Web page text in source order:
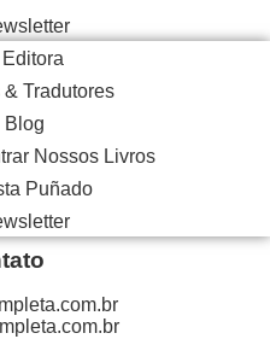
Tradutores
Blog
Nossos Livros
Puñado